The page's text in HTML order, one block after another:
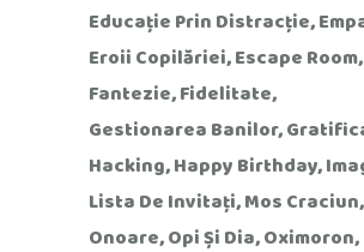
Educație Prin Distracție
Eroii Copilăriei Escape Room
Fantezie Fidelitate
Gestionarea Banilor
Hacking Happy Birthday
Lista De Invitați Mos Craciun
Onoare Opi Și Dia Oximoron